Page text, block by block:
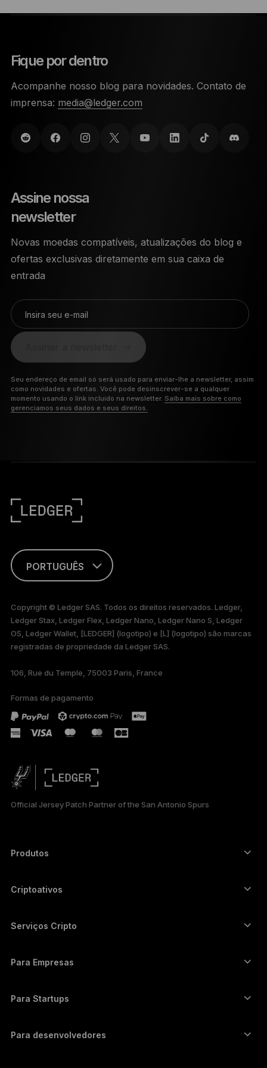
Fique por dentro
Acompanhe nosso blog para novidades. Contato de
imprensa: media@ledger.com
Assine nossa
newsletter
Novas moedas compatíveis, atualizações do blog e
ofertas exclusivas diretamente em sua caixa de
entrada
Insira seu e-mail
Seu endereço de email só será usado para enviar-lhe a newsletter, assim
como novidades e ofertas. Você pode desinscrever-se a qualquer
momento usando o link incluído na newsletter. Saiba mais sobre como
gerenciamos seus dados e seus direitos.
PORTUGUÊS
FRANÇAIS
TÜRKÇE
DEUTSCH
ESPAÑOL
РУССКИЙ
日本語
Copyright © Ledger SAS. Todos os direitos reservados. Ledger,
Ledger Stax, Ledger Flex, Ledger Nano, Ledger Nano S, Ledger
OS, Ledger Wallet, [LEDGER] (logotipo) e [L] (logotipo) são marcas
registradas de propriedade da Ledger SAS.
106, Rue du Temple, 75003 Paris, France
Formas de pagamento
Official Jersey Patch Partner of the San Antonio Spurs
Produtos
Hardware Wallet
Ledger Stax
Ledger Nano Classics
Pacotes
Todos os produtos
Criptoativos
Carteira de Ethereum
Carteira de Cardano
Carteira de Monero
Ver todos os ativos
Serviços Cripto
Comprar cripto
Trocar cripto
Para Empresas
Para Startups
Para desenvolvedores